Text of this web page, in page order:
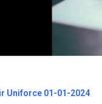
Uniforce 01-01-2024